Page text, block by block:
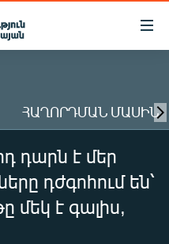
ՀԱՂՈՐԴՄԱՆ ՄԱՍԻՆ
դարն է մեր
դժգոհում են՝
մեկ է գալիս,